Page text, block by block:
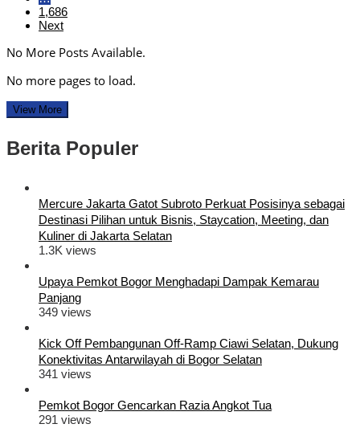
1,686
Next
No More Posts Available.
No more pages to load.
View More
Berita Populer
Mercure Jakarta Gatot Subroto Perkuat Posisinya sebagai
Destinasi Pilihan untuk Bisnis, Staycation, Meeting, dan
Kuliner di Jakarta Selatan
1.3K views
Upaya Pemkot Bogor Menghadapi Dampak Kemarau
Panjang
349 views
Kick Off Pembangunan Off-Ramp Ciawi Selatan, Dukung
Konektivitas Antarwilayah di Bogor Selatan
341 views
Pemkot Bogor Gencarkan Razia Angkot Tua
291 views